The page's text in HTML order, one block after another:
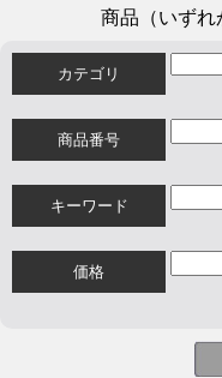
商品（いずれ
カテゴリ
商品番号
キーワード
価格